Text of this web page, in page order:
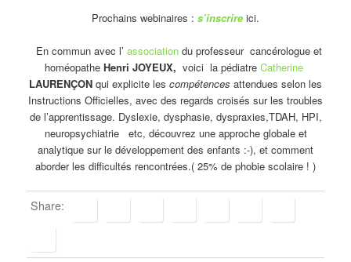
Prochains webinaires : s’inscrire ici.
En commun avec l’ associationdu professeur cancérologue et
homéopathe Henri JOYEUX, voici la pédiatre Catherine
LAURENÇON qui explicite les compétences attendues selon les
Instructions Officielles, avec des regards croisés sur les troubles
de l’apprentissage. Dyslexie, dysphasie, dyspraxies,TDAH, HPI,
neuropsychiatrie etc, découvrez une approche globale et
analytique sur le développement des enfants :-), et comment
aborder les difficultés rencontrées.( 25% de phobie scolaire ! )
Share: